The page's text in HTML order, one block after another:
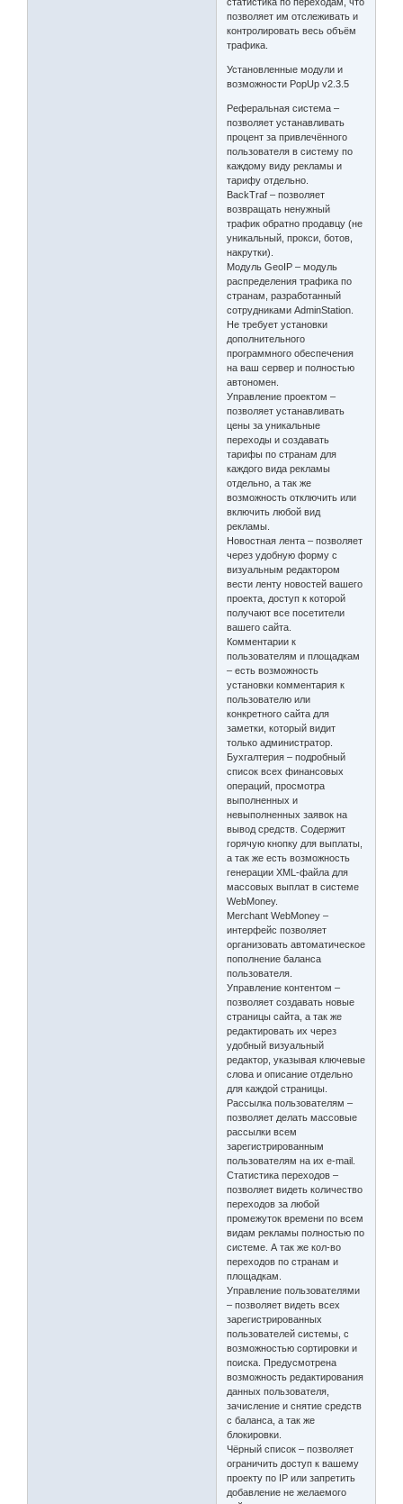
позволяет им отслеживать и
контролировать весь объём
трафика.
Установленные модули и
возможности PopUp v2.3.5
Реферальная система –
позволяет устанавливать
процент за привлечённого
пользователя в систему по
каждому виду рекламы и
тарифу отдельно.
BackTraf – позволяет
возвращать ненужный
трафик обратно продавцу (не
уникальный, прокси, ботов,
накрутки).
Модуль GeoIP – модуль
распределения трафика по
странам, разработанный
сотрудниками AdminStation.
Не требует установки
дополнительного
программного обеспечения
на ваш сервер и полностью
автономен.
Управление проектом –
позволяет устанавливать
цены за уникальные
переходы и создавать
тарифы по странам для
каждого вида рекламы
отдельно, а так же
возможность отключить или
включить любой вид
рекламы.
Новостная лента – позволяет
через удобную форму с
визуальным редактором
вести ленту новостей вашего
проекта, доступ к которой
получают все посетители
вашего сайта.
Комментарии к
пользователям и площадкам
– есть возможность
установки комментария к
пользователю или
конкретного сайта для
заметки, который видит
только администратор.
Бухгалтерия – подробный
список всех финансовых
операций, просмотра
выполненных и
невыполненных заявок на
вывод средств. Содержит
горячую кнопку для выплаты,
а так же есть возможность
генерации XML-файла для
массовых выплат в системе
WebMoney.
Merchant WebMoney –
интерфейс позволяет
организовать автоматическое
пополнение баланса
пользователя.
Управление контентом –
позволяет создавать новые
страницы сайта, а так же
редактировать их через
удобный визуальный
редактор, указывая ключевые
слова и описание отдельно
для каждой страницы.
Рассылка пользователям –
позволяет делать массовые
рассылки всем
зарегистрированным
пользователям на их e-mail.
Статистика переходов –
позволяет видеть количество
переходов за любой
промежуток времени по всем
видам рекламы полностью по
системе. А так же кол-во
переходов по странам и
площадкам.
Управление пользователями
– позволяет видеть всех
зарегистрированных
пользователей системы, с
возможностью сортировки и
поиска. Предусмотрена
возможность редактирования
данных пользователя,
зачисление и снятие средств
с баланса, а так же
блокировки.
Чёрный список – позволяет
ограничить доступ к вашему
проекту по IP или запретить
добавление не желаемого